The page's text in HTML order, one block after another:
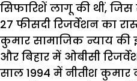
सिफारिशें लागू की थीं, जिस
27 फीसदी रिजर्वेशन का
कुमार सामाजिक न्याय की
और बिहार में ओबीसी
साल 1994 में नीतीश कुमार